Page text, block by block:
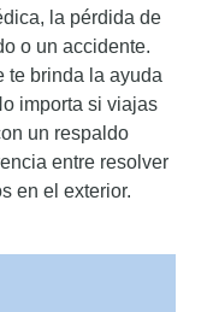
la pérdida de
o un accidente.
te brinda la ayuda
importa si viajas
un respaldo
entre resolver
en el exterior.